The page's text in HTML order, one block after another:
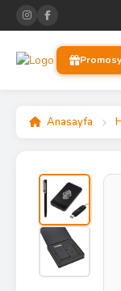
Anasayfa